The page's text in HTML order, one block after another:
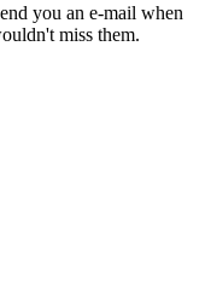
you an e-mail when
miss them.